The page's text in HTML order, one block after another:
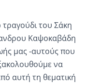
του Σάκη
Καψοκαβάδη
μας -αυτούς που
να
αυτή τη θεματική